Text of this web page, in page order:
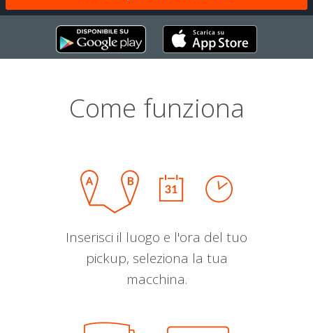
Come funziona
Inserisci il luogo e l'ora del tuo
pickup, seleziona la tua
macchina.